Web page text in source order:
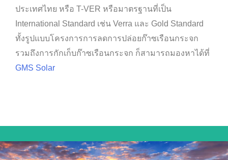
ประเทศไทย หรือ T-VER หรือมาตรฐานที่เป็น
International Standard เช่น Verra และ Gold Standard
ทั้งรูปแบบโครงการการลดการปล่อยก๊าซเรือนกระจก
รวมถึงการกักเก็บก๊าซเรือนกระจก ก็สามารถมองหาได้ที่
GMS Solar